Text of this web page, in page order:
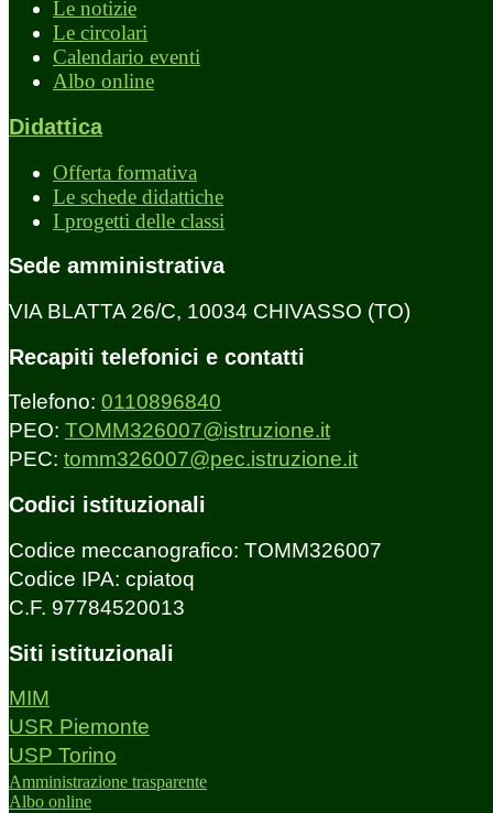
Le notizie
Le circolari
Calendario eventi
Albo online
Didattica
Offerta formativa
Le schede didattiche
I progetti delle classi
Sede amministrativa
VIA BLATTA 26/C, 10034 CHIVASSO (TO)
Recapiti telefonici e contatti
Telefono: 0110896840
PEO: TOMM326007@istruzione.it
PEC: tomm326007@pec.istruzione.it
Codici istituzionali
Codice meccanografico: TOMM326007
Codice IPA: cpiatoq
C.F. 97784520013
Siti istituzionali
MIM
USR Piemonte
USP Torino
Amministrazione trasparente
Albo online